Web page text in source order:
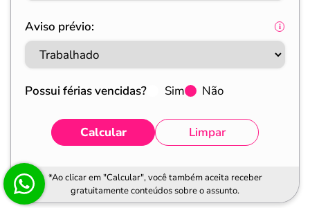
Aviso prévio:
Possui férias vencidas? Sim Não
Calcular Limpar
*Ao clicar em "Calcular", você também aceita receber
gratuitamente conteúdos sobre o assunto.